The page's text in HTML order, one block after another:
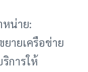
หน่าย:
ายเครือข่าย
การให้